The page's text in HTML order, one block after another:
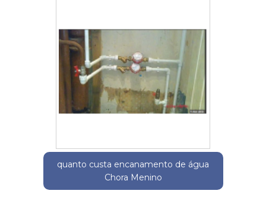
quanto custa encanamento de água
Chora Menino